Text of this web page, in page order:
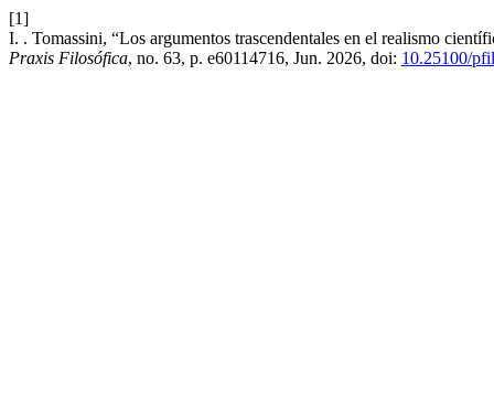
[1]
I. . Tomassini, “Los argumentos trascendentales en el realismo
Praxis Filosófica, no. 63, p. e60114716, Jun. 2026, doi: 10.25100/